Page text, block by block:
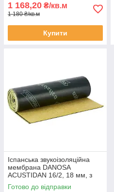
1 168,20 ₴/кв.м
1 180 ₴/кв.м
Купити
Іспанська звукоізоляційна
мембрана DANOSA
ACUSTIDAN 16/2, 18 мм, з
войлоком (6кв.м/рул)
Готово до відправки